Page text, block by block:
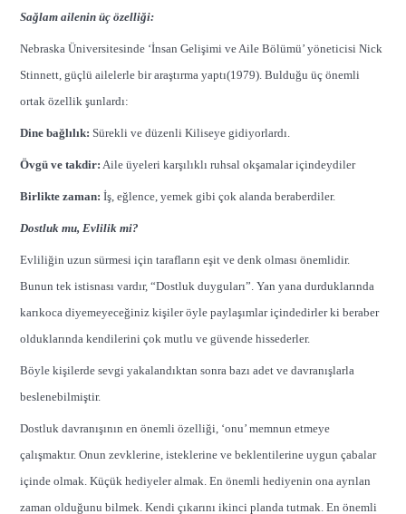
Sağlam ailenin üç özelliği:
Nebraska Üniversitesinde ‘İnsan Gelişimi ve Aile Bölümü’ yöneticisi Nick
Stinnett, güçlü ailelerle bir araştırma yaptı(1979). Bulduğu üç önemli
ortak özellik şunlardı:
Dine bağlılık: Sürekli ve düzenli Kiliseye gidiyorlardı.
Övgü ve takdir: Aile üyeleri karşılıklı ruhsal okşamalar içindeydiler
Birlikte zaman: İş, eğlence, yemek gibi çok alanda beraberdiler.
Dostluk mu, Evlilik mi?
Evliliğin uzun sürmesi için tarafların eşit ve denk olması önemlidir.
Bunun tek istisnası vardır, “Dostluk duyguları”. Yan yana durduklarında
karıkoca diyemeyeceğiniz kişiler öyle paylaşımlar içindedirler ki beraber
olduklarında kendilerini çok mutlu ve güvende hissederler.
Böyle kişilerde sevgi yakalandıktan sonra bazı adet ve davranışlarla
beslenebilmiştir.
Dostluk davranışının en önemli özelliği, ‘onu’ memnun etmeye
çalışmaktır. Onun zevklerine, isteklerine ve beklentilerine uygun çabalar
içinde olmak. Küçük hediyeler almak. En önemli hediyenin ona ayrılan
zaman olduğunu bilmek. Kendi çıkarını ikinci planda tutmak. En önemli